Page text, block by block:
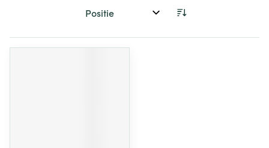
Sorteer op: